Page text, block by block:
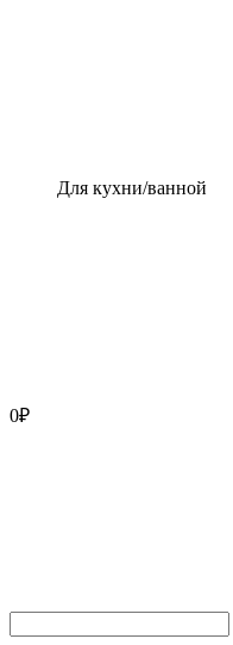
Для кухни/ванной
0₽